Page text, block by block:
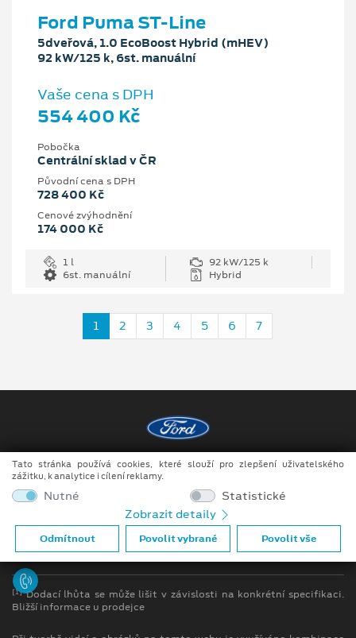
Ford Puma ST-Line
5dveřová, 1.0 EcoBoost Hybrid (mHEV)
92 kW/125 k, 6st. manuální
Vaše cena s DPH
554 400 Kč
Pobočka
Centrální sklad v ČR
Původní cena s DPH
728 400 Kč
Cenové zvýhodnění
174 000 Kč
1 l
92 kW/125 k
6st. manuální
Hybrid
1 2 3 4 5 6 7
Copyright ©2026 MotoTrade VM s.r.o.
Obchodní podmínky
Ochrana osobních údajů
Prohlášení o zpracování údajů konečných zákazníků
[1]Dodací lhůta se může lišit v závislosti na konkrétní specifikaci.
Bližší informace u prodejce
Tato stránka používá cookies, které slouží pro zlepšení uživatelského
zážitku, k analytice i cílení reklamy.
Nutné
Statistické
Zobrazit detaily
Odmítnout Povolit vybrané Povolit vše